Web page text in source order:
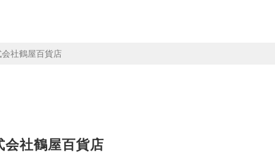
社鶴屋百貨店
会社鶴屋百貨店